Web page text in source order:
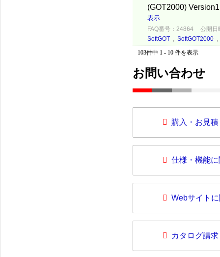
(GOT2000)
表示
FAQ番号：24864
公開日
SoftGOT , SoftGOT2000
103件中 1 - 10 件を表示
お問い合わせ
購入・お見
仕様・機能
Webサイト
カタログ請求